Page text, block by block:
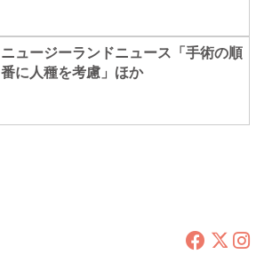
ニュージーランドニュース「手術の順
番に人種を考慮」ほか